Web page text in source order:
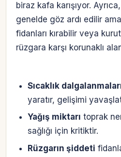
biraz kafa karışıyor.
genelde göz ardı edilir
fidanları kırabilir veya
rüzgara karşı korunaklı
Sıcaklık
yaratır, gelişimi
Yağış miktarı toprak
sağlığı için kritiktir.
Rüzgarın şiddeti